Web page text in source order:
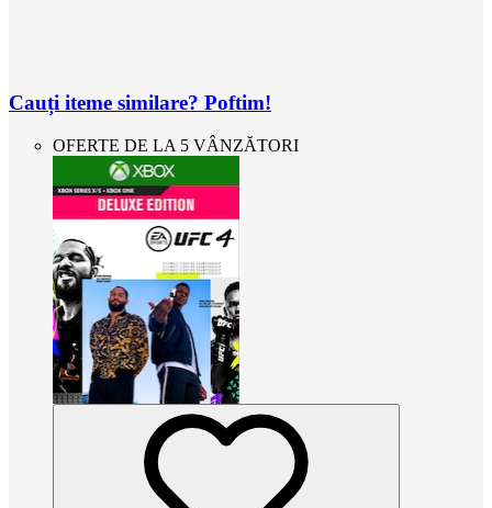
Cauți iteme similare? Poftim!
OFERTE DE LA 5 VÂNZĂTORI